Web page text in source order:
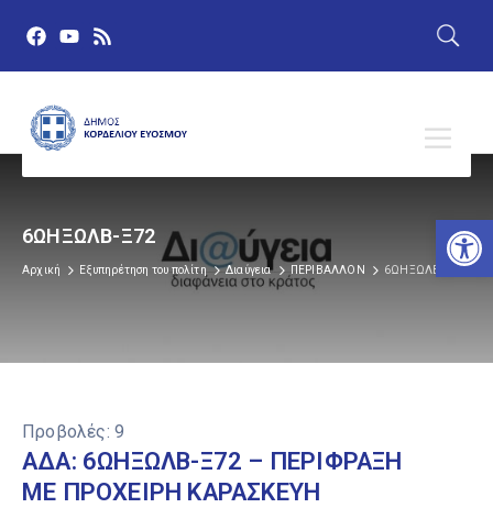
6ΩΗΞΩΛΒ-Ξ72
Αρχική Εξυπηρέτηση του πολίτη Διαύγεια ΠΕΡΙΒΑΛΛΟΝ 6ΩΗΞΩΛΒ-Ξ72
Προβολές: 9
ΑΔΑ: 6ΩΗΞΩΛΒ-Ξ72 – ΠΕΡΙΦΡΑΞΗ
ΜΕ ΠΡΟΧΕΙΡΗ ΚΑΡΑΣΚΕΥΗ